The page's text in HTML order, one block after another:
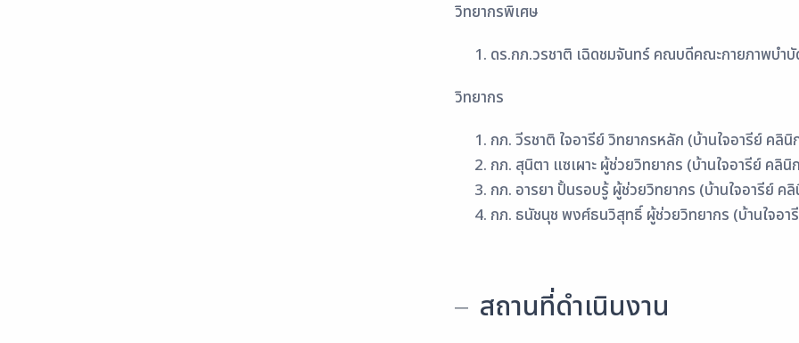
วิทยากรพิเศษ
ดร.กภ.วรชาติ เฉิดชมจันทร์ คณบดีคณะกายภาพบำ
วิทยากร
กภ. วีรชาติ ใจอารีย์ วิทยากรหลัก (บ้านใจอารีย์ คลิ
กภ. สุนิตา แซเผาะ ผู้ช่วยวิทยากร (บ้านใจอารีย์ คลิ
กภ. อารยา ปั้นรอบรู้ ผู้ช่วยวิทยากร (บ้านใจอารีย์ ค
กภ. ธนัชนุช พงศ์ธนวิสุทธิ์ ผู้ช่วยวิทยากร (บ้านใจอ
สถานที่ดำเนินงาน